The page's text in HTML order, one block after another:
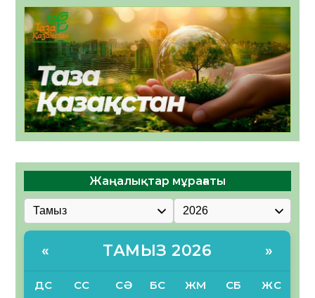
Жаңалықтар мұрағаты
« ТАМЫЗ 2026 »
ДС СС СӘ БС ЖМ СБ ЖС